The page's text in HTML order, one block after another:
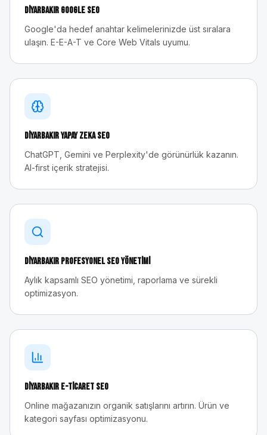
Diyarbakır Google SEO
Google'da hedef anahtar kelimelerinizde üst sıralara
ulaşın. E-E-A-T ve Core Web Vitals uyumu.
DiyarbakırYapay Zeka SEO
ChatGPT, Gemini ve Perplexity'de görünürlük kazanın.
AI-first içerik stratejisi.
Diyarbakır Profesyonel SEO Yönetimi
Aylık kapsamlı SEO yönetimi, raporlama ve sürekli
optimizasyon.
Diyarbakır E-Ticaret SEO
Online mağazanızın organik satışlarını artırın. Ürün ve
kategori sayfası optimizasyonu.